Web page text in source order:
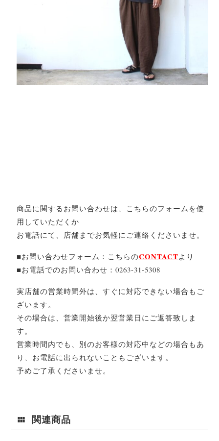
商品に関するお問い合わせは、こちらのフォームを使
用していただくか
お電話にて、店舗までお気軽にご連絡くださいませ。
■お問い合わせフォーム：こちらのCONTACTより
■お電話でのお問い合わせ：0263-31-5308
実店舗の営業時間外は、すぐに対応できない場合もご
ざいます。
その場合は、営業開始後か翌営業日にご返答致しま
す。
営業時間内でも、別のお客様の対応中などの場合もあ
り、お電話に出られないこともございます。
予めご了承くださいませ。
関連商品